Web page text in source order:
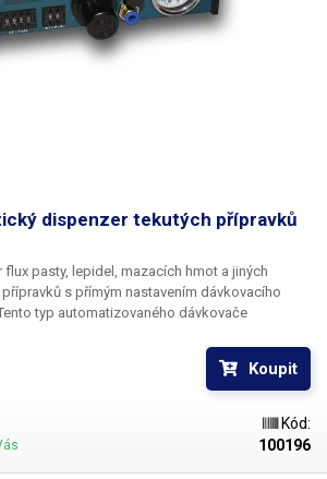
2.1 kg
dispenzer tekutých přípravků
pasty, lepidel, mazacích hmot a jiných
s přímým nastavením dávkovacího
typ automatizovaného dávkovače
parametrů vždy dosáhnete správného
aplikace. Všechny parametry jsou řízeny
Koupit
Kód:
100196